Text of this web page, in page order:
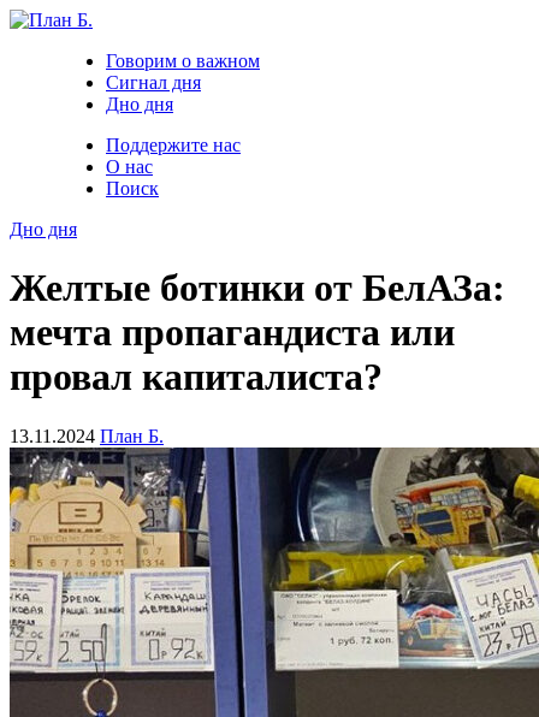
Говорим о важном
Сигнал дня
Дно дня
Поддержите нас
О нас
Поиск
Дно дня
Желтые ботинки от БелАЗа:
мечта пропагандиста или
провал капиталиста?
13.11.2024 План Б.